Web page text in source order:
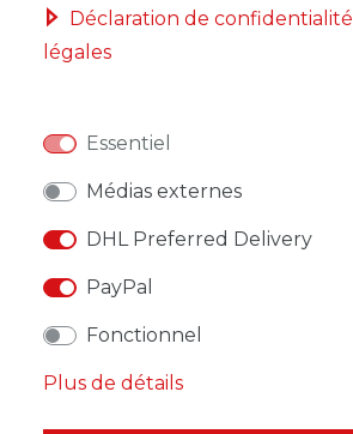
DESCRIPTION
AUTRES DÉTAILS
Déclaration de confidentialité
légales
Essentiel
Médias externes
DHL Preferred Delivery
PayPal
Fonctionnel
Plus de détails